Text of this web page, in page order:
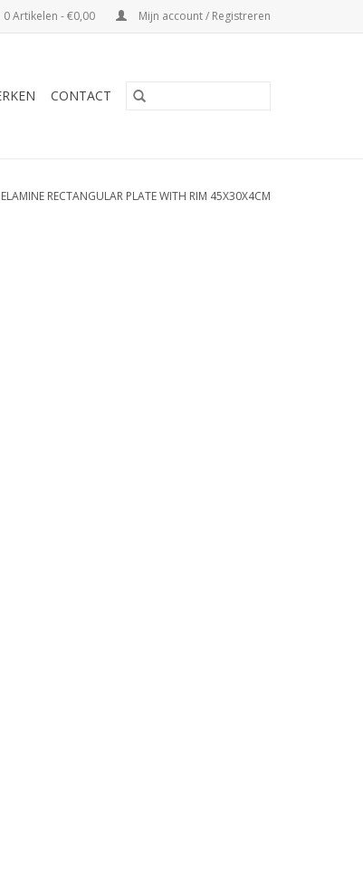
0 Artikelen - €0,00 Mijn account / Registreren
CONTACT
RECTANGULAR PLATE WITH RIM 45X30X4CM